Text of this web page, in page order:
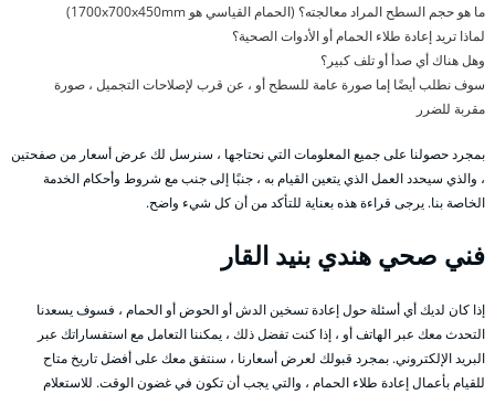
ما هو حجم السطح المراد معالجته؟ (الحمام القياسي هو 1700x700x450mm)
لماذا تريد إعادة طلاء الحمام أو الأدوات الصحية؟
وهل هناك أي صدأ أو تلف كبير؟
سوف نطلب أيضًا إما صورة عامة للسطح أو ، عن قرب لإصلاحات التجميل ، صورة
مقربة للضرر
بمجرد حصولنا على جميع المعلومات التي نحتاجها ، سنرسل لك عرض أسعار من صفحتين
، والذي سيحدد العمل الذي يتعين القيام به ، جنبًا إلى جنب مع شروط وأحكام الخدمة
الخاصة بنا. يرجى قراءة هذه بعناية للتأكد من أن كل شيء واضح.
فني صحي هندي بنيد القار
إذا كان لديك أي أسئلة حول إعادة تسخين الدش أو الحوض أو الحمام ، فسوف يسعدنا
التحدث معك عبر الهاتف أو ، إذا كنت تفضل ذلك ، يمكننا التعامل مع استفساراتك عبر
البريد الإلكتروني. بمجرد قبولك لعرض أسعارنا ، سنتفق معك على أفضل تاريخ متاح
للقيام بأعمال إعادة طلاء الحمام ، والتي يجب أن تكون في غضون الوقت. للاستعلام